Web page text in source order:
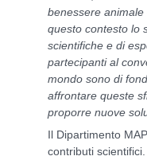
benessere
questo contesto lo
scientifiche e di
partecipanti al
mondo sono di
affrontare queste
proporre nuove
Il Dipartimento
contributi